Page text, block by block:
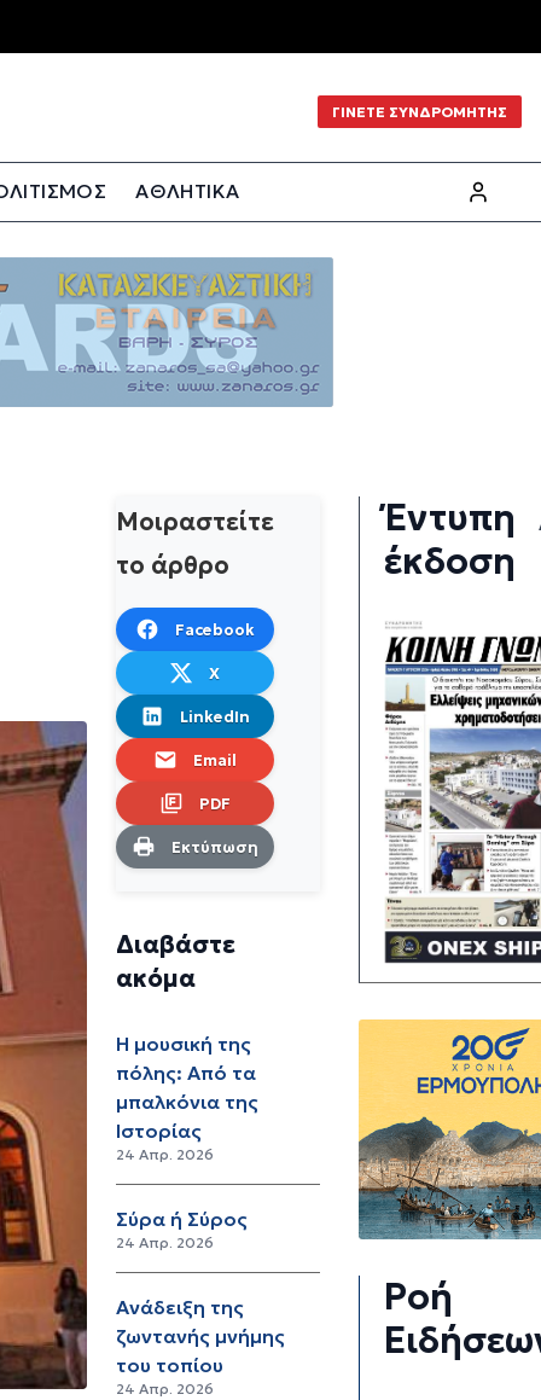
ΓΙΝΕΤΕ ΣΥΝΔΡΟΜΗΤΗΣ
ΑΘΛΗΤΙΚΑ
Μοιραστείτε
το άρθρο
Facebook
X
LinkedIn
Email
PDF
Εκτύπωση
Διαβάστε
ακόμα
Η μουσική της
πόλης: Από τα
μπαλκόνια της
Ιστορίας
24 Απρ. 2026
Σύρα ή Σύρος
24 Απρ. 2026
Ανάδειξη της
ζωντανής μνήμης
του τοπίου
24 Απρ. 2026
Έντυπη
έκδοση
Ροή